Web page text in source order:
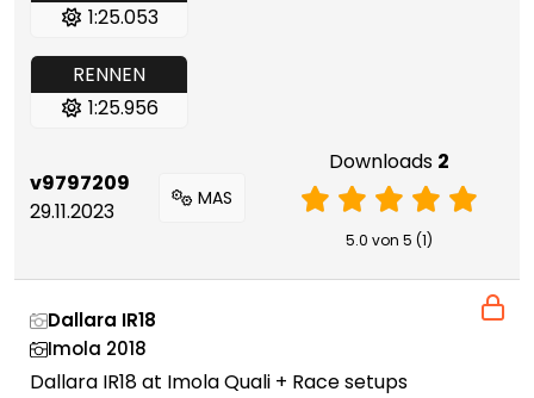
1:25.053
RENNEN
1:25.956
v9797209
29.11.2023
MAS
Downloads 2
5.0 von 5 (1)
Dallara IR18
Imola 2018
Dallara IR18 at Imola Quali + Race setups